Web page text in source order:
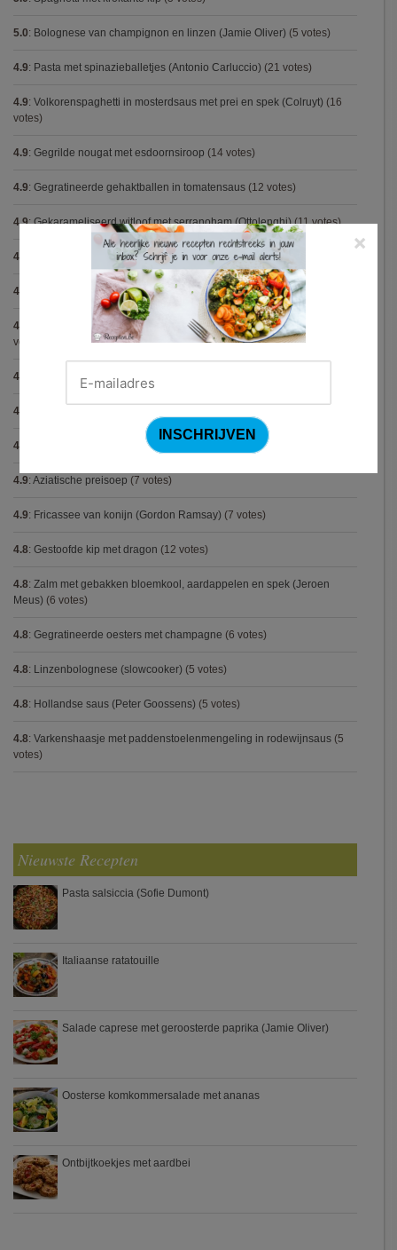
5.0: Bolognese van champignon en linzen (Jamie Oliver) (5 votes)
4.9: Pasta met spinazieballetjes (Antonio Carluccio) (21 votes)
4.9: Volkorenspaghetti in mosterdsaus met prei en spek (Colruyt) (16
votes)
4.9: Gegrilde nougat met esdoornsiroop (14 votes)
4.9: Gegratineerde gehaktballen in tomatensaus (12 votes)
4.9:Gekarameliseerd witloof met serranoham (Ottolenghi)(11 votes)
4.9 Pizza chicken BBQ(11 votes)
4.9 Steak chimichurri (Gordon Ramsay) (10 votes)
4.9 Aspergepuree met garnalen en zure room (Piet Huysentruyt)
votes)
4.9 Konijn op Italiaanse wijze
4.9
4.9 (8 votes)
4.9: Aziatische preisoep (7 votes)
4.9: Fricassee van konijn (Gordon Ramsay) (7 votes)
4.8: Gestoofde kip met dragon (12 votes)
4.8: Zalm met gebakken bloemkool, aardappelen en spek (Jeroen
Meus) (6 votes)
4.8: Gegratineerde oesters met champagne (6 votes)
4.8: Linzenbolognese (slowcooker) (5 votes)
4.8: Hollandse saus (Peter Goossens) (5 votes)
4.8: Varkenshaasje met paddenstoelenmengeling in rodewijnsaus (5
votes)
Nieuwste Recepten
Pasta salsiccia (Sofie Dumont)
Italiaanse ratatouille
Salade caprese met geroosterde paprika (Jamie Oliver)
Oosterse komkommersalade met ananas
Ontbijtkoekjes met aardbei
×